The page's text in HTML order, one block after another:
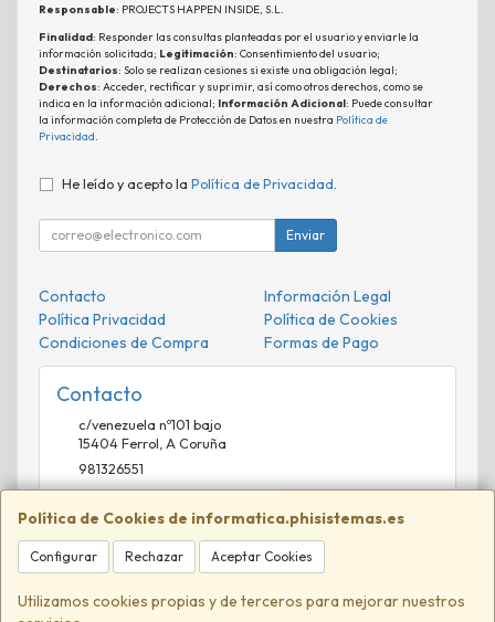
Política de Cookies de informatica.phisistemas.es
Configurar Rechazar Aceptar Cookies
Utilizamos cookies propias y de terceros para mejorar nuestros
Responsable: PROJECTS HAPPEN INSIDE, S.L.
Finalidad: Responder las consultas planteadas por el usuario y enviarle la
información solicitada; Legitimación: Consentimiento del usuario;
Destinatarios: Solo se realizan cesiones si existe una obligación legal;
Derechos: Acceder, rectificar y suprimir, así como otros derechos, como se
indica en la información adicional; Información Adicional: Puede consultar
la información completa de Protección de Datos en nuestra Política de
Privacidad.
He leído y acepto la Política de Privacidad
Enviar
Contacto
Información Legal
Política Privacidad
Política de Cookies
Condiciones de Compra
Formas de Pago
Contacto
c/venezuela nº101 bajo
15404Ferrol A Coruña
981326551
comercial@phisistemas.es
Horario
09:00-13:00 16:00-20:00